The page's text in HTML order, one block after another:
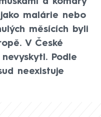
malárie nebo
měsících byli
V České
Podle
neexistuje